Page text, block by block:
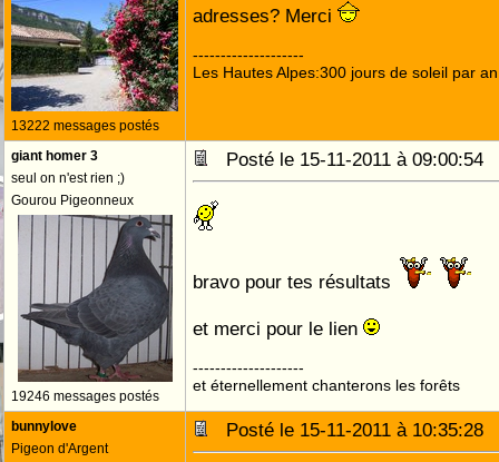
13222 messages postés
adresses? Merci
--------------------
Les Hautes Alpes:300 jours de soleil par an
giant homer 3
seul on n'est rien ;)
Gourou Pigeonneux
19246 messages postés
Posté le 15-11-2011 à 09:00:54
bravo pour tes résultats
et merci pour le lien
--------------------
et éternellement chanterons les forêts
bunnylove
Pigeon d'Argent
Posté le 15-11-2011 à 10:35:28